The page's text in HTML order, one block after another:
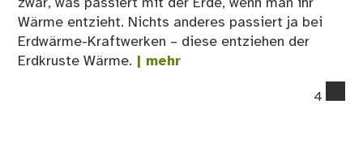
zwar, was passiert mit der Erde, wenn man ihr
Wärme entzieht. Nichts anderes passiert ja bei
Erdwärme-Kraftwerken – diese entziehen der
Erdkruste Wärme. | mehr
4